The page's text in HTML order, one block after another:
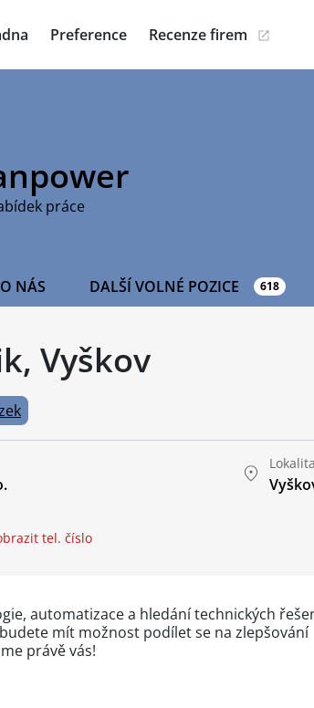
Preference Recenze firem
práce
O NÁS DALŠÍ VOLNÉ POZICE 618
Vyškov
Lokalita
tel. číslo
automatizace a hledání technických
mít možnost podílet se na zlepšování
právě vás!